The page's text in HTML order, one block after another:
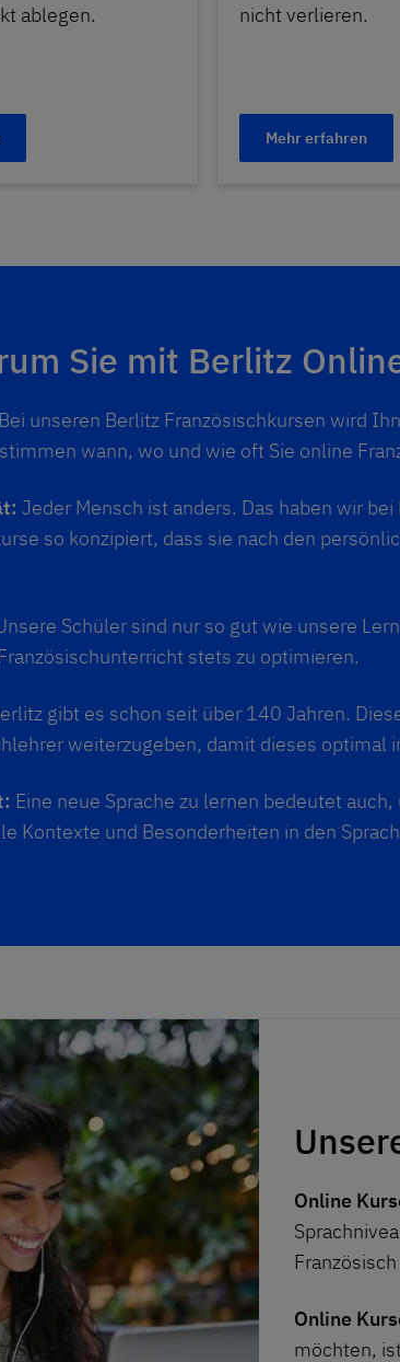
ablegen.
nicht verlieren.
Mehr erfahren
Sie mit Berlitz
Bei unseren Berlitz Französischkursen wird
wann, wo und wie oft Sie online
Jeder Mensch ist anders. Das haben wir
so konzipiert, dass sie nach den
Schüler sind nur so gut wie unsere
stets zu optimieren.
gibt es schon seit über 140 Jahren.
weiterzugeben, damit dieses
Eine neue Sprache zu lernen bedeutet
Kontexte und Besonderheiten in den
Online
Französisch
Online
möchten,